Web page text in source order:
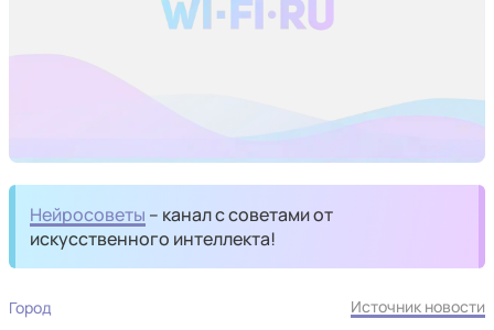
Нейросоветы – канал с советами от
искусственного интеллекта!
Город Источник новости